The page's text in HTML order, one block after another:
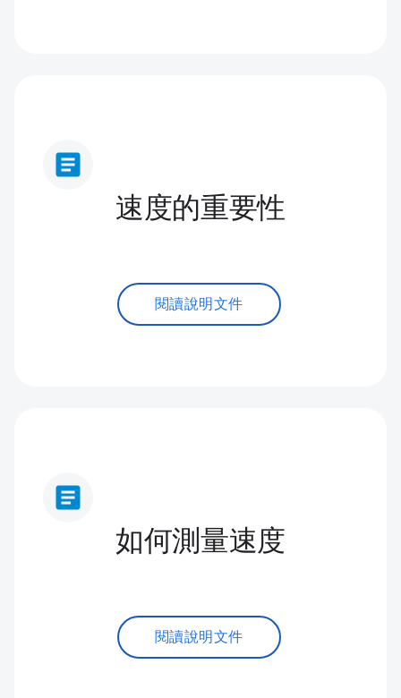
article
速度的重要性
閱讀說明文件
article
如何測量速度
閱讀說明文件